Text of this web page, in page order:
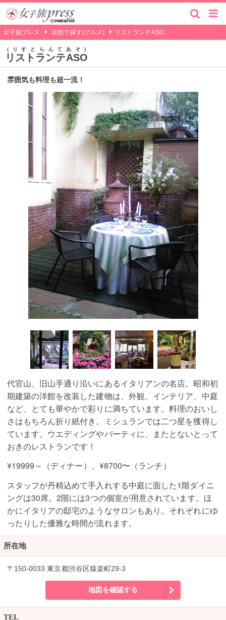
女子旅プレス 目的で探す(グルメ) リストランテASO
リストランテASO
りすとらんてあそ
雰囲気も料理も超一流！
代官山、旧山手通り沿いにあるイタリアンの名店。昭和初
期建築の洋館を改装した建物は、外観、インテリア、中庭
など、とても華やかで彩りに満ちています。料理のおいし
さはもちろん折り紙付き。ミシュランでは二つ星を獲得し
ています。ウエディングやパーティに、またとないとって
おきのレストランです！
¥19999～（ディナー）、¥8700〜（ランチ）
スタッフが丹精込めて手入れする中庭に面した1階ダイニ
ングは30席。2階には3つの個室が用意されています。ほ
かにイタリアの邸宅のようなサロンもあり。それぞれにゆ
ったりした優雅な時間が流れます。
所在地
〒150-0033 東京都渋谷区猿楽町29-3
地図を確認する
TEL